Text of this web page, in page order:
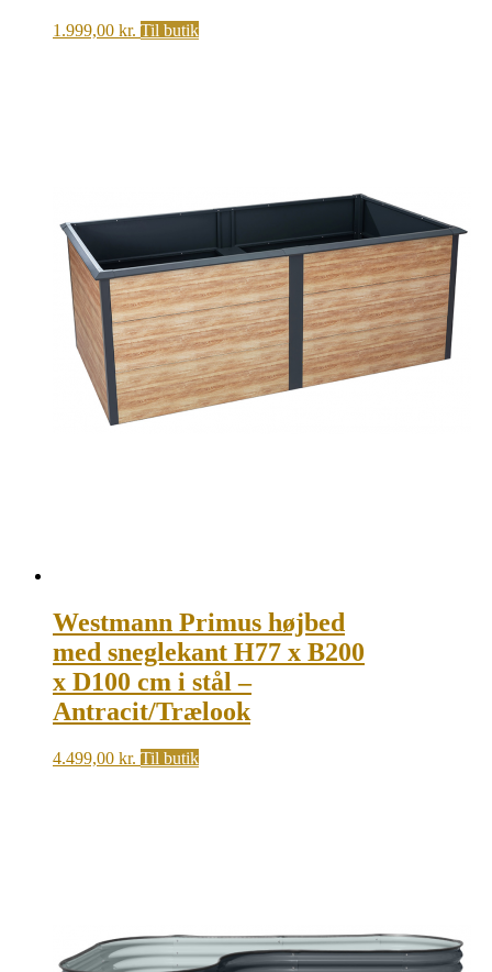
1.999,00 kr. Til butik
Westmann Primus højbed
med sneglekant H77 x B200
x D100 cm i stål –
Antracit/Trælook
4.499,00 kr. Til butik